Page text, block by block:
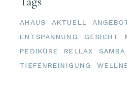
AHAUS AKTUELL
ENTSPANNUNG
GESICHT
PEDIKÜRE
RELLAX SAMBA
TIEFENREINIGUNG